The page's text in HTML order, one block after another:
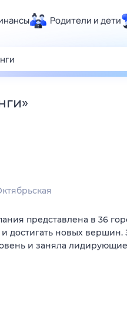
Родители и дети
Гороскопы
»
представлена в 36
достигать новых вершин.
и заняла